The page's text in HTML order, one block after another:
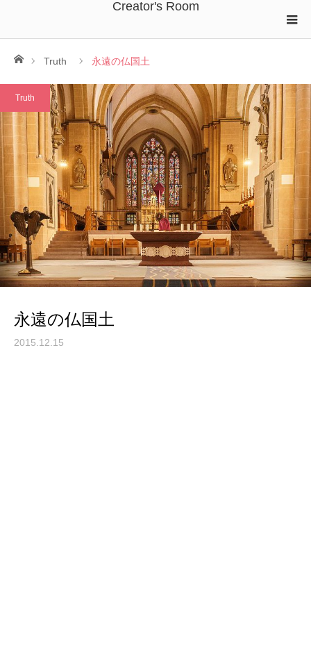
Creator's Room
ホームTruth 永遠の仏国土
Truth
永遠の仏国土
2015.12.15